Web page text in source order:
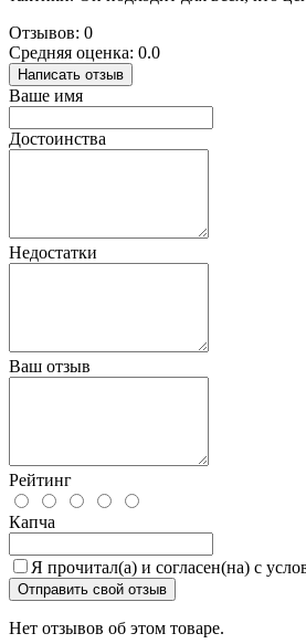
Отзывов: 0
Средняя оценка: 0.0
Написать отзыв
Ваше имя
Достоинства
Недостатки
Ваш отзыв
Рейтинг
Капча
Я прочитал(а) и согласен(на) с
Отправить свой отзыв
Нет отзывов об этом товаре.